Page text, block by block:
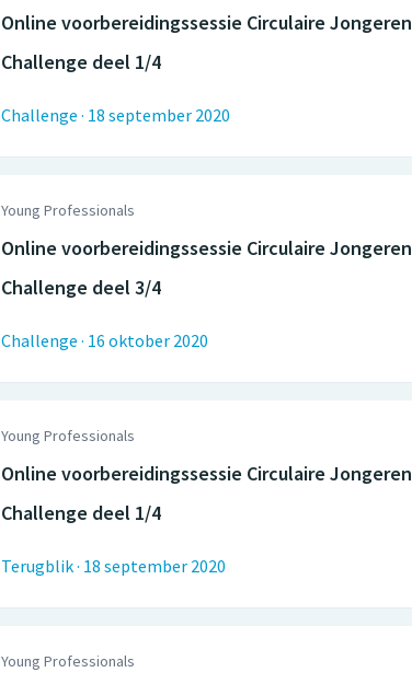
Online voorbereidingssessie Circulaire Jongeren
Challenge deel 1/4
Challenge · 18 september 2020
Online voorbereidingssessie Circulaire Jongeren
Challenge deel 3/4
Young Professionals
Challenge · 16 oktober 2020
Online voorbereidingssessie Circulaire Jongeren
Challenge deel 1/4
Young Professionals
Terugblik· 18 september 2020
Young Professionals